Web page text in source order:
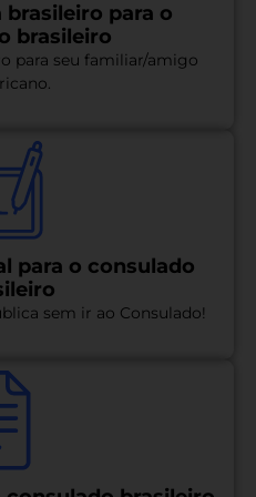
para o
brasileiro
para seu familiar/amigo
para o consulado
sem ir ao Consulado!